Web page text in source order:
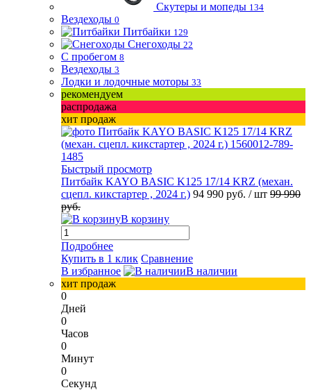
Скутеры и мопеды 134
Вездеходы 0
Питбайки 129
Снегоходы 22
С пробегом 8
Вездеходы 3
Лодки и лодочные моторы 33
рекомендуем
распродажа
хит продаж
Быстрый просмотр
Питбайк KAYO BASIC K125 17/14 KRZ (механ.
сцепл. кикстартер , 2024 г.) 94 990 руб. / шт 99 990
руб.
В корзину
Подробнее
Купить в 1 клик Сравнение
В избранное
В наличии
хит продаж
0
Дней
0
Часов
0
Минут
0
Секунд